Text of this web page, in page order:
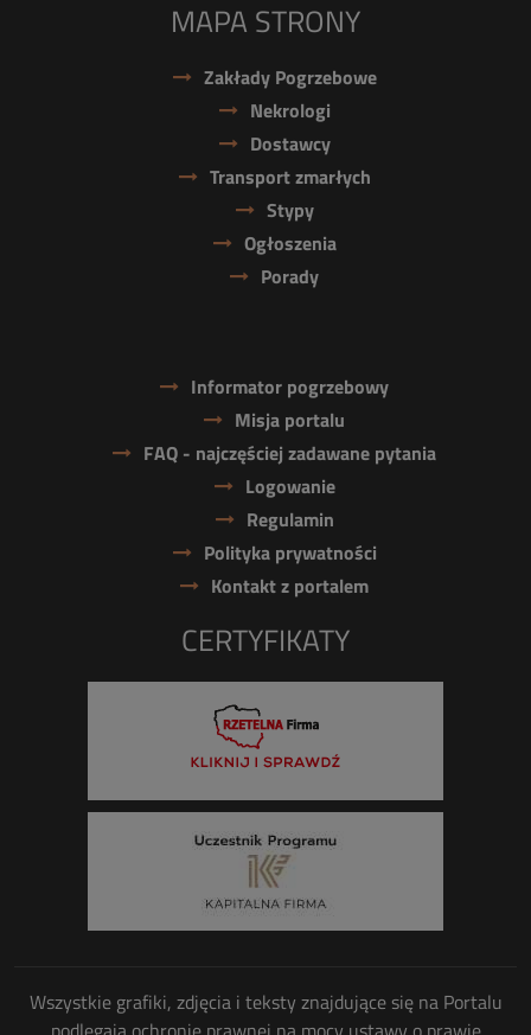
MAPA STRONY
Zakłady Pogrzebowe
Nekrologi
Dostawcy
Transport zmarłych
Stypy
Ogłoszenia
Porady
Informator pogrzebowy
Misja portalu
FAQ - najczęściej zadawane pytania
Logowanie
Regulamin
Polityka prywatności
Kontakt z portalem
CERTYFIKATY
Wszystkie grafiki, zdjęcia i teksty znajdujące się na Portalu